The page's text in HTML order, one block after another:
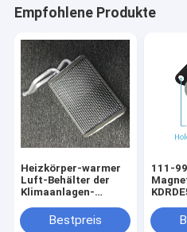
Empfohlene Produkte
Heizkörper-warmer
Luft-Behälter der
Klimaanlagen-
KOMATSU PC60-8
Bestpreis
111-